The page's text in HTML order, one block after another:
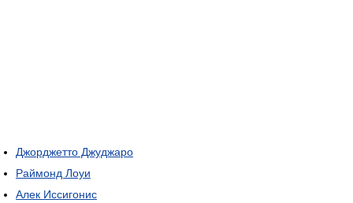
Джорджетто Джуджаро
Раймонд Лоуи
Алек Иссигонис